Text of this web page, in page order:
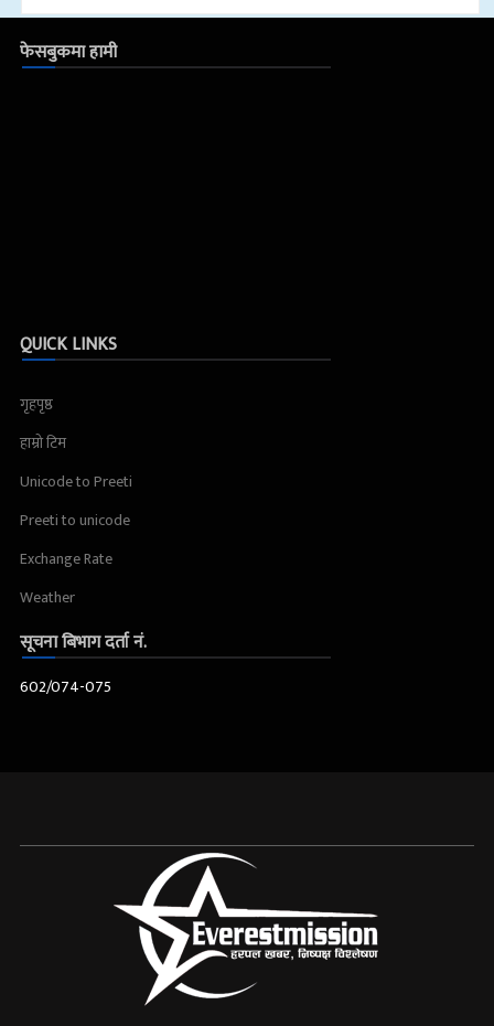
फेसबुकमा हामी
QUICK LINKS
गृहपृष्ठ
हाम्रो टिम
Unicode to Preeti
Preeti to unicode
Exchange Rate
Weather
सूचना बिभाग दर्ता नं.
602/074-075